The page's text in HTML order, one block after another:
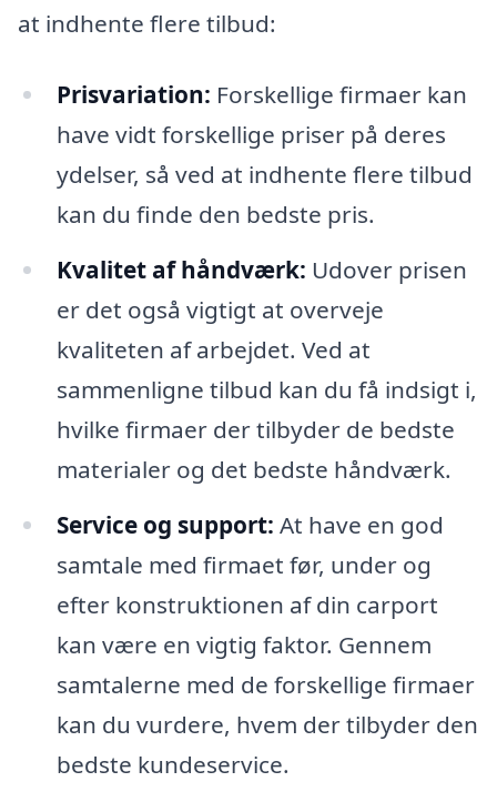
at indhente flere tilbud:
Prisvariation: Forskellige firmaer kan
have vidt forskellige priser på deres
ydelser, så ved at indhente flere tilbud
kan du finde den bedste pris.
Kvalitet af håndværk: Udover prisen
er det også vigtigt at overveje
kvaliteten af arbejdet. Ved at
sammenligne tilbud kan du få indsigt i,
hvilke firmaer der tilbyder de bedste
materialer og det bedste håndværk.
Service og support: At have en god
samtale med firmaet før, under og
efter konstruktionen af din carport
kan være en vigtig faktor. Gennem
samtalerne med de forskellige firmaer
kan du vurdere, hvem der tilbyder den
bedste kundeservice.